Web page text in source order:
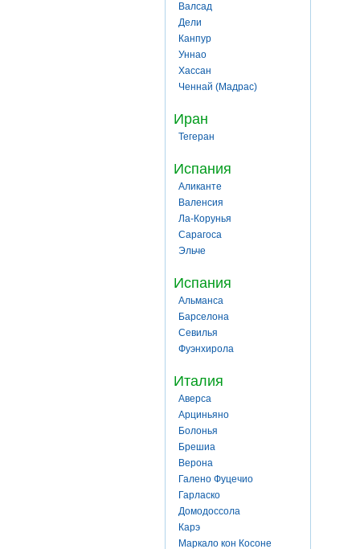
Валсад
Дели
Канпур
Уннао
Хассан
Ченнай (Мадрас)
Иран
Тегеран
Испания
Аликанте
Валенсия
Ла-Корунья
Сарагоса
Эльче
Испания
Альманса
Барселона
Севилья
Фуэнхирола
Италия
Аверса
Арциньяно
Болонья
Брешиа
Верона
Галено Фуцечио
Гарласко
Домодоссола
Карэ
Маркало кон Косоне